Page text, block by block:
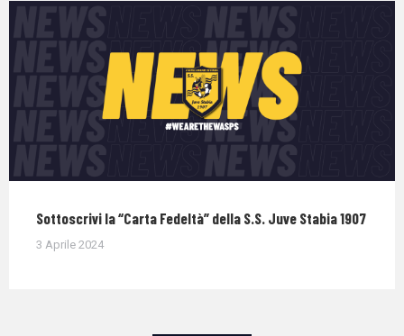
Sottoscrivi la “Carta Fedeltà” della S.S. Juve Stabia 1907
3 Aprile 2024